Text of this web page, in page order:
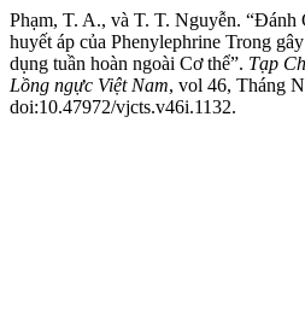
Phạm, T. A., và T. T. Nguyễn. “Đánh
huyết áp của Phenylephrine Trong
dụng tuần hoàn ngoài Cơ thể”. Tạp
Lồng ngực Việt Nam, vol 46, Tháng
doi:10.47972/vjcts.v46i.1132.